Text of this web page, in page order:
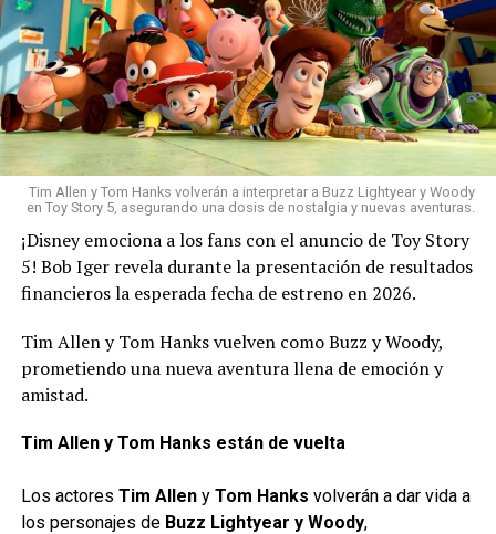
Tim Allen y Tom Hanks volverán a interpretar a Buzz Lightyear y Woody
en Toy Story 5, asegurando una dosis de nostalgia y nuevas aventuras.
¡Disney emociona a los fans con el anuncio de Toy Story
5! Bob Iger revela durante la presentación de resultados
financieros la esperada fecha de estreno en 2026.
Tim Allen y Tom Hanks vuelven como Buzz y Woody,
prometiendo una nueva aventura llena de emoción y
amistad.
Tim Allen y Tom Hanks están de vuelta
Los actores Tim Allen y Tom Hanks volverán a dar vida a
los personajes de Buzz Lightyear y Woody,